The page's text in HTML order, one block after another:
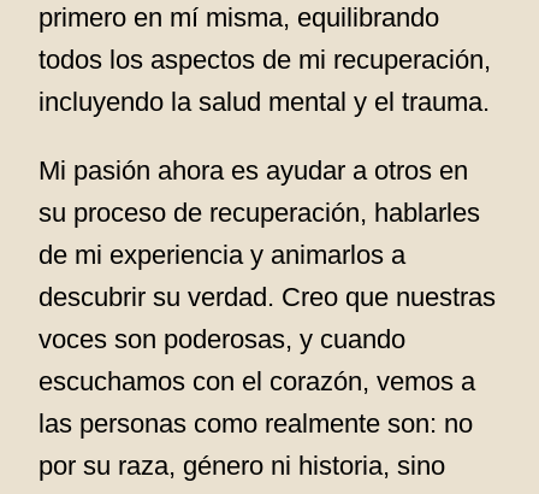
primero en mí misma, equilibrando
todos los aspectos de mi recuperación,
incluyendo la salud mental y el trauma.
Mi pasión ahora es ayudar a otros en
su proceso de recuperación, hablarles
de mi experiencia y animarlos a
descubrir su verdad. Creo que nuestras
voces son poderosas, y cuando
escuchamos con el corazón, vemos a
las personas como realmente son: no
por su raza, género ni historia, sino